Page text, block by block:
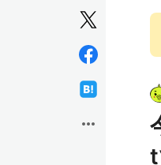
more_horiz